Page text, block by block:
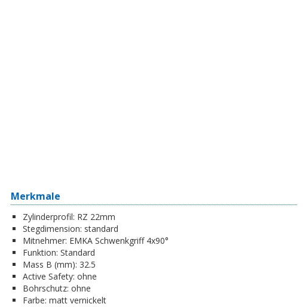
Merkmale
Zylinderprofil: RZ 22mm
Stegdimension: standard
Mitnehmer: EMKA Schwenkgriff 4x90°
Funktion: Standard
Mass B (mm): 32.5
Active Safety: ohne
Bohrschutz: ohne
Farbe: matt vernickelt